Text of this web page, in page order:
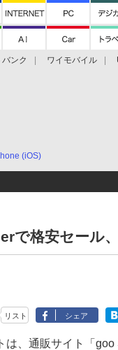
ンク ワイモバイル
(iOS)
で格安セール
リスト シェア
、通販サイト「